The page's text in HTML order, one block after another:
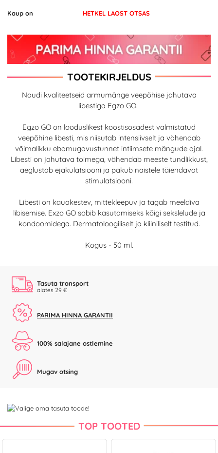
Kaup on HETKEL LAOST OTSAS
TOOTEKIRJELDUS
Naudi kvaliteetseid armumänge veepõhise jahutava
libestiga Egzo GO.
Egzo GO on looduslikest koostisosadest valmistatud
veepõhine libesti, mis niisutab intensiivselt ja vähendab
võimalikku ebamugavustunnet intiimsete mängude ajal.
Libesti on jahutava toimega, vähendab meeste tundlikkust,
aeglustab ejakulatsiooni ja pakub naistele täiendavat
stimulatsiooni.
Libesti on kauakestev, mittekleepuv ja tagab meeldiva
libisemise. Exzo GO sobib kasutamiseks kõigi sekslelude ja
kondoomidega. Dermatoloogiliselt ja kliiniliselt testitud.
Kogus - 50 ml.
Tasuta transport
alates 29 €
PARIMA HINNA GARANTII
100% salajane ostlemine
Mugav otsing
TOP TOOTED